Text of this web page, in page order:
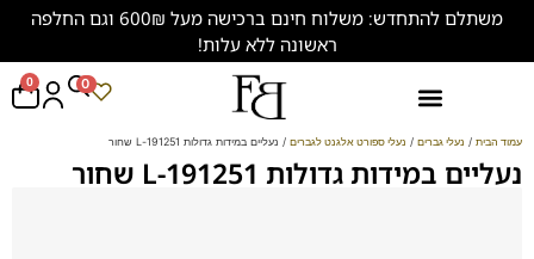
משתלם להתחדש: משלוח חינם ברכישה מעל 600₪ וגם החלפה
ראשונה ללא עלות!
0 0
עמוד הבית / נעלי גברים / נעלי ספורט אלגנט לגברים / נעליים במידות גדולות 191251-L שחור
נעליים במידות גדולות 191251-L שחור